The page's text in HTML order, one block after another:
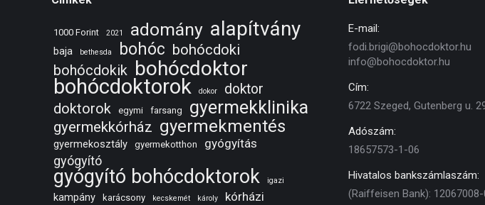
1000 Forint 2021 adomány alapítvány
baja bethesda bohóc bohócdoki
bohócdokik bohócdoktor
bohócdoktorok dokor doktor
doktorok egymi farsang gyermekklinika
gyermekkórház gyermekmentés
gyermekosztály gyermekotthon gyógyítás
gyógyító
gyógyító bohócdoktorok igazi
kampány karácsony kecskemét károly kórházi
E-mail:
fodi.brigi@bohocdoktor.hu
info@bohocdoktor.hu
Cím:
6722 Szeged, Gutenberg u.
Adószám:
18657573-1-06
Hivatalos bankszámlaszám:
(Raiffeisen Bank):